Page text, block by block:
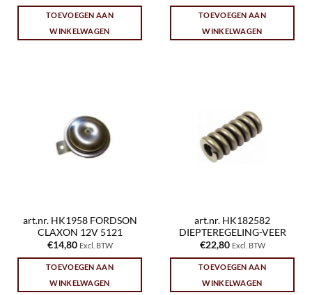
TOEVOEGEN AAN
WINKELWAGEN
TOEVOEGEN AAN
WINKELWAGEN
art.nr. HK1958 FORDSON
CLAXON 12V 5121
€14,80 Excl. BTW
TOEVOEGEN AAN
WINKELWAGEN
art.nr. HK182582
DIEPTEREGELING-VEER
€22,80 Excl. BTW
TOEVOEGEN AAN
WINKELWAGEN